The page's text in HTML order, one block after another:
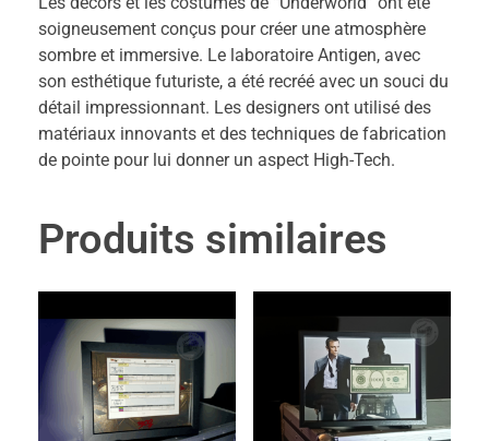
soigneusement conçus pour créer une atmosphère
sombre et immersive. Le laboratoire Antigen, avec
son esthétique futuriste, a été recréé avec un souci du
détail impressionnant. Les designers ont utilisé des
matériaux innovants et des techniques de fabrication
de pointe pour lui donner un aspect High-Tech.
Produits similaires